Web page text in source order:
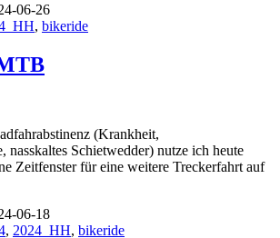
06-26
, bikeride
(Krankheit,
nasskaltes Schietwedder) nutze ich heute
Zeitfenster für eine weitere Treckerfahrt auf
06-18
, 2024_HH, bikeride